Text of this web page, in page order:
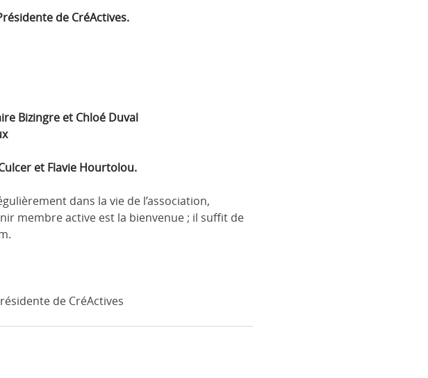
de CréActives.
Bizingre et Chloé Duval
et Flavie Hourtolou.
dans la vie de l’association,
membre active est la bienvenue ; il suffit de
de CréActives